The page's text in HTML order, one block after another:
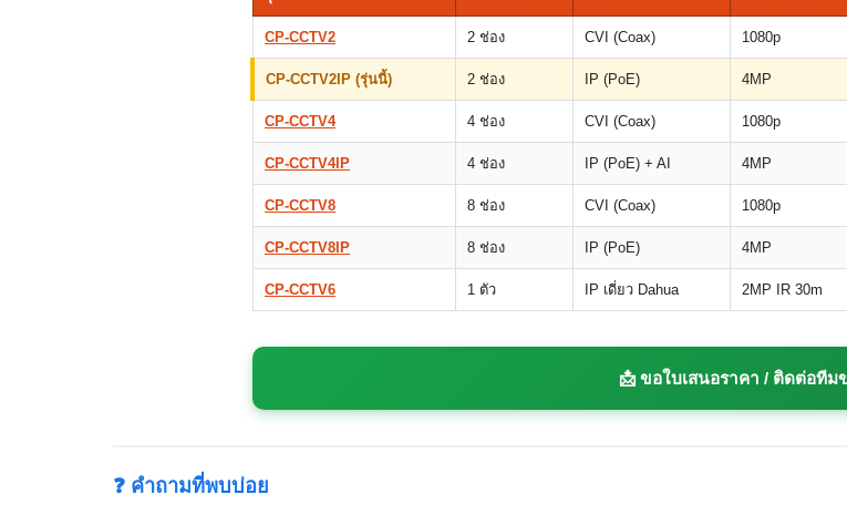
CP-CCTV2 2 ช่อง CVI (Coax) 1080p
CP-CCTV2IP (รุ่นนี้) 2 ช่อง IP (PoE) 4MP
CP-CCTV4 4 ช่อง CVI (Coax) 1080p
CP-CCTV4IP 4 ช่อง IP (PoE) + AI 4MP
CP-CCTV8 8 ช่อง CVI (Coax) 1080p
CP-CCTV8IP 8 ช่อง IP (PoE) 4MP
CP-CCTV6 1 ตัว IP เดี่ยว Dahua 2MP IR 30m
📩 ขอใบเสนอราคา / ติดต่อทีม
❓ คำถามที่พบบ่อย